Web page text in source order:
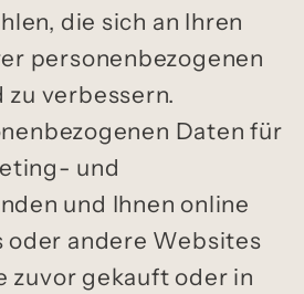
die sich an Ihren
personenbezogenen
zu verbessern.
Daten für
und
und Ihnen online
andere Websites
zuvor gekauft oder in